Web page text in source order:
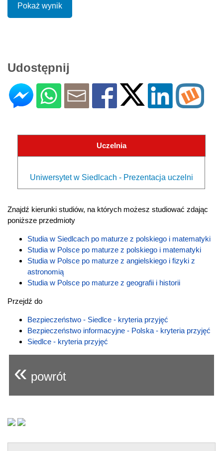
Pokaż wynik
Udostępnij
Uczelnia
Uniwersytet w Siedlcach - Prezentacja uczelni
Znajdź kierunki studiów, na których możesz studiować zdając
poniższe przedmioty
Studia w Siedlcach po maturze z polskiego i matematyki
Studia w Polsce po maturze z polskiego i matematyki
Studia w Polsce po maturze z angielskiego i fizyki z
astronomią
Studia w Polsce po maturze z geografii i historii
Przejdź do
Bezpieczeństwo - Siedlce - kryteria przyjęć
Bezpieczeństwo informacyjne - Polska - kryteria przyjęć
Siedlce - kryteria przyjęć
« powrót